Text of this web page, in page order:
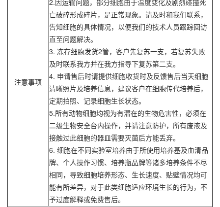
注意事项
亡破碎形成碎片，是正常现象。请及时和我们联系，
告知细胞的具体情况，以便我们的技术人员跟踪回访
直至问题解决。
3. 冻存细胞发货2管，客户先复苏一支，若复苏失败
及时联系我方并在我方指导下复苏第二支。
4. 申请售后时请提供细胞收货时及反馈售后当天细胞
清晰照片及培养信息，建议客户在细胞传代培养后，
定期拍照、记录细胞生长状态。
5.所有动物细胞均视为有潜在的生物危害性，必须在
二级生物安全台内操作，并请注意防护，所有废液及
接触过此细胞的器皿需要灭菌后方能丢弃。
6. 细胞在不同实验室培养由于所使用培养基及血清品
牌、个人操作习惯、培养瓶品牌等诸多培养条件不尽
相同，导致细胞培养形态、生长速度、贴壁情况均可
能有所差异，对于此类细胞适应环境生长的行为，不
予过度解释或免费售后。